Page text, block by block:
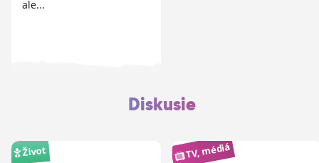
ale...
Diskusie
Život TV, médiá